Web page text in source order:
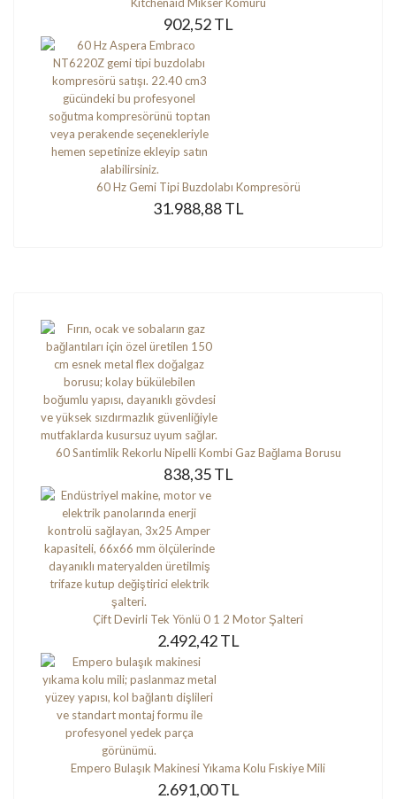
902,52 TL
60 Hz Gemi Tipi Buzdolabı Kompresörü
31.988,88 TL
60 Santimlik Rekorlu Nipelli Kombi Gaz Bağlama Borusu
838,35 TL
Çift Devirli Tek Yönlü 0 1 2 Motor Şalteri
2.492,42 TL
Empero Bulaşık Makinesi Yıkama Kolu Fıskiye Mili
2.691,00 TL